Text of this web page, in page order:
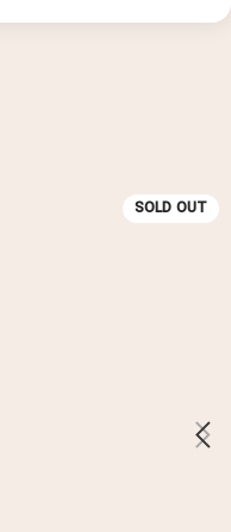
SOLD OUT